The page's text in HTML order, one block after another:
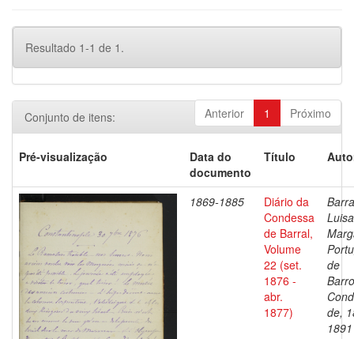
Resultado 1-1 de 1.
Anterior 1 Próximo
Conjunto de itens:
Pré-visualização
Data do
documento
Título
1869-1885
Diário da
Condessa
de Barral,
Volume
22 (set.
1876 -
abr.
1877)
Luisa
de
de,
1891